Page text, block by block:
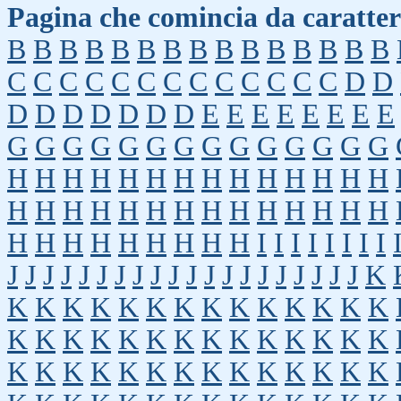
Pagina che comincia da
B B B B B B B B B B B B B B B
C C C C C C C C C C C C C D D
D D D D D D D E E E E E E E E
G G G G G G G G G G G G G G
H H H H H H H H H H H H H H
H H H H H H H H H H H H H H
H H H H H H H H H I I I I I I I I
J J J J J J J J J J J J J J J J J J J J K
K K K K K K K K K K K K K K
K K K K K K K K K K K K K K
K K K K K K K K K K K K K K